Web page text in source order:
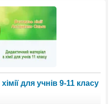
для учнів 9-11 класу